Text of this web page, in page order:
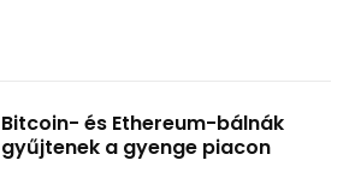
Bitcoin- és Ethereum-bálnák
gyűjtenek a gyenge piacon